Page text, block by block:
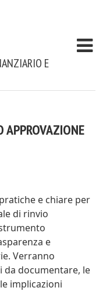
E
APPROVAZIONE
e chiare per
di rinvio
e
Verranno
da documentare, le
implicazioni